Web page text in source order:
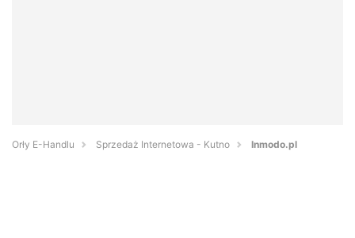
Orły E-Handlu Sprzedaż Internetowa - Kutno Inmodo.pl